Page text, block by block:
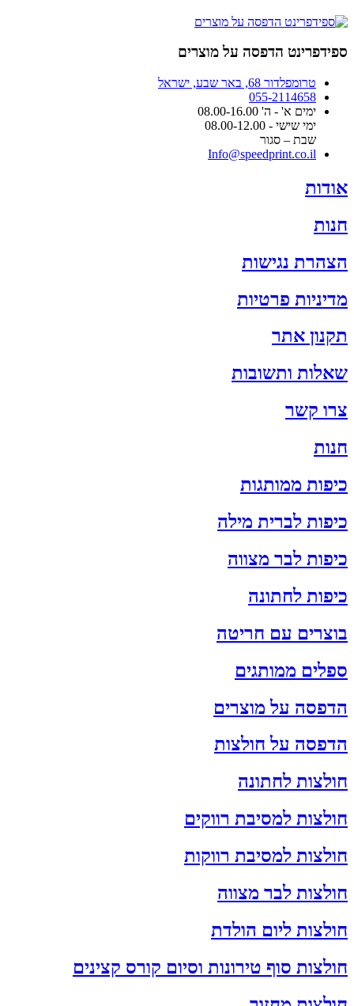
בעמוד
המוצר
ספידפרינט הדפסה על מוצרים
טרומפלדור 68, באר שבע, ישראל
055-2114658
ימים א' - ה' 08.00-16.00
ימי שישי - 08.00-12.00
שבת – סגור
Info@speedprint.co.il
אודות
חנות
הצהרת נגישות
מדיניות פרטיות
תקנון אתר
שאלות ותשובות
צרו קשר
חנות
כיפות ממותגות
כיפות לברית מילה
כיפות לבר מצווה
כיפות לחתונה
בוצרים עם חריטה
ספלים ממותגים
הדפסה על מוצרים
הדפסה על חולצות
חולצות לחתונה
חולצות למסיבת רווקים
חולצות למסיבת רווקות
חולצות לבר מצווה
חולצות ליום הולדת
חולצות סוף טירונות וסיום קורס קצינים